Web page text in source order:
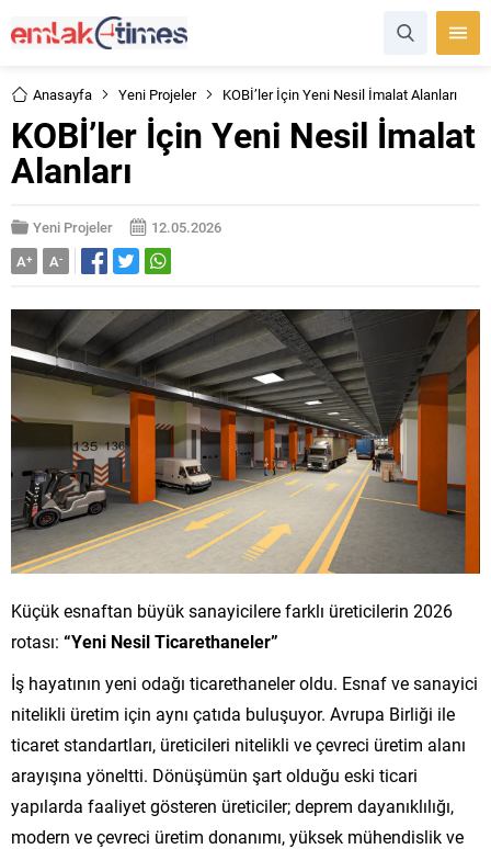
Anasayfa Yeni Projeler KOBİ’ler İçin Yeni Nesil İmalat Alanları
KOBİ’ler İçin Yeni Nesil İmalat
Alanları
Yeni Projeler
12.05.2026
A+ A-
Küçük esnaftan büyük sanayicilere farklı üreticilerin 2026
rotası: “Yeni Nesil Ticarethaneler”
İş hayatının yeni odağı ticarethaneler oldu. Esnaf ve sanayici
nitelikli üretim için aynı çatıda buluşuyor. Avrupa Birliği ile
ticaret standartları, üreticileri nitelikli ve çevreci üretim alanı
arayışına yöneltti. Dönüşümün şart olduğu eski ticari
yapılarda faaliyet gösteren üreticiler; deprem dayanıklılığı,
modern ve çevreci üretim donanımı, yüksek mühendislik ve